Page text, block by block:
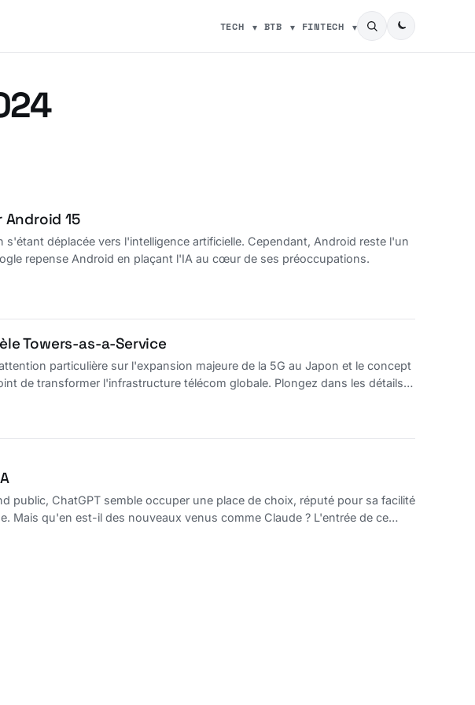
TECH BTB FINTECH
15
déplacée vers l'intelligence artificielle. Cependant, Android reste l'un
repense Android en plaçant l'IA au cœur de ses préoccupations.
Towers-as-a-Service
particulière sur l'expansion majeure de la 5G au Japon et le concept
de transformer l'infrastructure télécom globale. Plongez dans les détails
public, ChatGPT semble occuper une place de choix, réputé pour sa facilité
Mais qu'en est-il des nouveaux venus comme Claude ? L'entrée de ce
prometteuse, mais la réalité a été moins éclatante.